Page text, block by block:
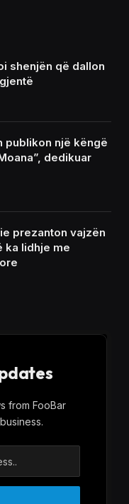
shenjën që dallon
publikon një këngë
dedikuar
prezanton vajzën
ka lidhje me
from FooBar